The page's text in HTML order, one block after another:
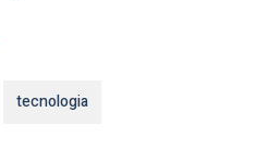
tecnologia